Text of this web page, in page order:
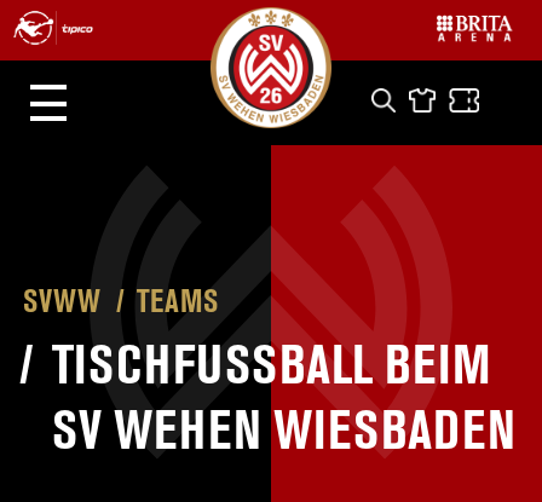
SVWW TEAMS
/ TISCHFUSSBALL BEIM S
V WEHEN WIESBADEN